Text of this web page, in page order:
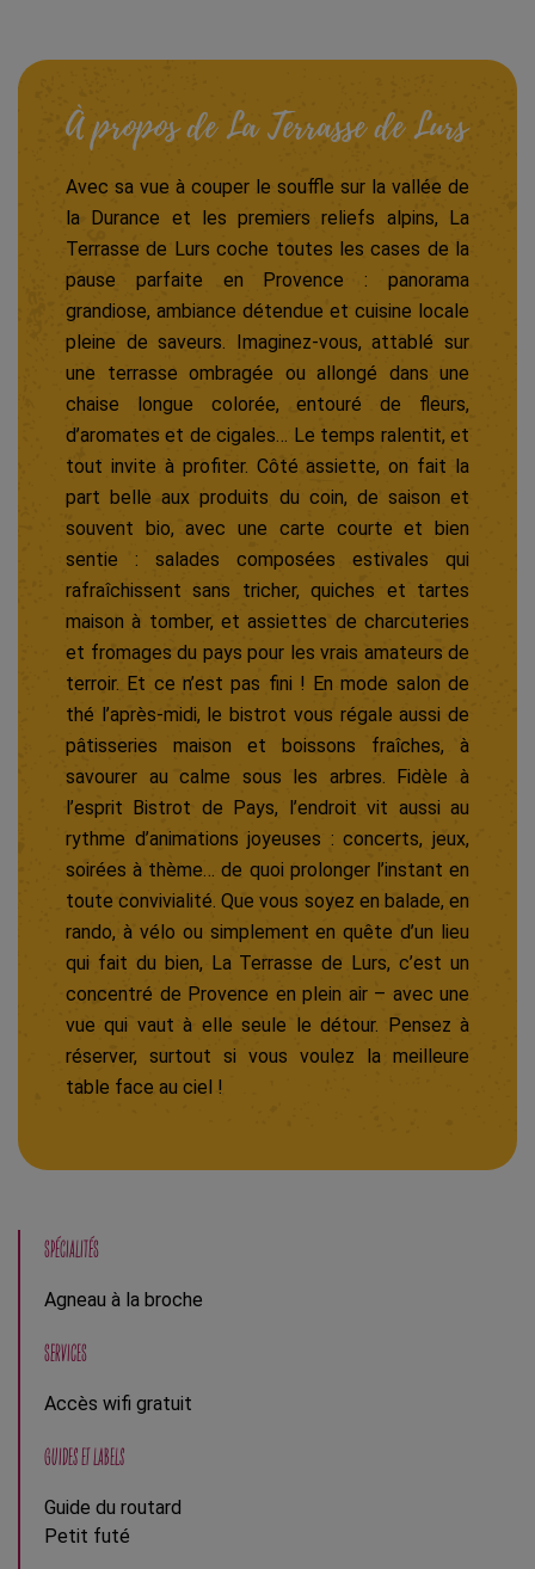
À propos de La Terrasse de Lurs
Avec sa vue à couper le souffle sur la vallée de
la Durance et les premiers reliefs alpins, La
Terrasse de Lurs coche toutes les cases de la
pause parfaite en Provence : panorama
grandiose, ambiance détendue et cuisine locale
pleine de saveurs. Imaginez-vous, attablé sur
une terrasse ombragée ou allongé dans une
chaise longue colorée, entouré de fleurs,
d’aromates et de cigales… Le temps ralentit, et
tout invite à profiter. Côté assiette, on fait la
part belle aux produits du coin, de saison et
souvent bio, avec une carte courte et bien
sentie : salades composées estivales qui
rafraîchissent sans tricher, quiches et tartes
maison à tomber, et assiettes de charcuteries
et fromages du pays pour les vrais amateurs de
terroir. Et ce n’est pas fini ! En mode salon de
thé l’après-midi, le bistrot vous régale aussi de
pâtisseries maison et boissons fraîches, à
savourer au calme sous les arbres. Fidèle à
l’esprit Bistrot de Pays, l’endroit vit aussi au
rythme d’animations joyeuses : concerts, jeux,
soirées à thème… de quoi prolonger l’instant en
toute convivialité. Que vous soyez en balade, en
rando, à vélo ou simplement en quête d’un lieu
qui fait du bien, La Terrasse de Lurs, c’est un
concentré de Provence en plein air – avec une
vue qui vaut à elle seule le détour. Pensez à
réserver, surtout si vous voulez la meilleure
table face au ciel !
SPÉCIALITÉS
Agneau à la broche
SERVICES
Accès wifi gratuit
GUIDES ET LABELS
Guide du routard
Petit futé